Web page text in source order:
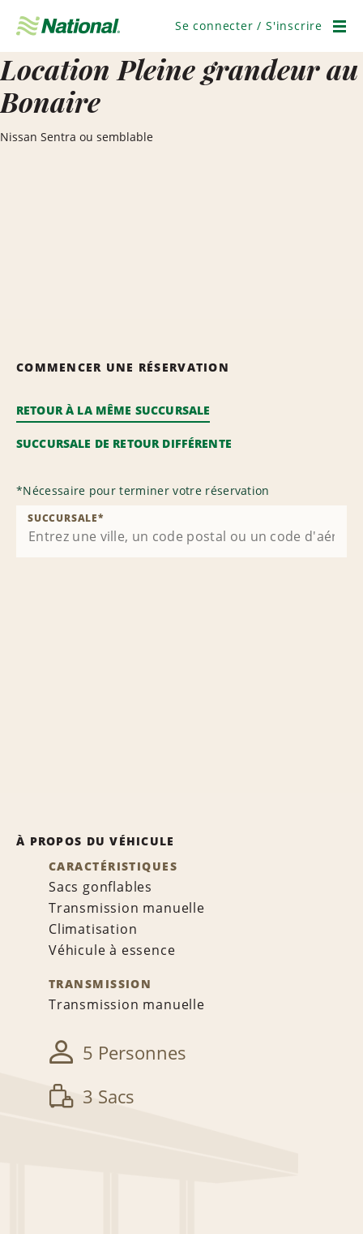
navigation
Se connecter / S'inscrire
Location Pleine grandeur au
Bonaire
Nissan Sentra ou semblable
COMMENCER UNE RÉSERVATION
RETOUR À LA MÊME SUCCURSALE
SUCCURSALE DE RETOUR DIFFÉRENTE
*Nécessaire pour terminer votre réservation
SUCCURSALE*
À PROPOS DU VÉHICULE
CARACTÉRISTIQUES
Sacs gonflables
Transmission manuelle
Climatisation
Véhicule à essence
TRANSMISSION
Transmission manuelle
5 Personnes
3 Sacs